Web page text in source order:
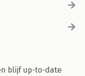
blijf up-to-date